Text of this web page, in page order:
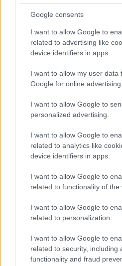
Google consents
I want to allow Google to
related to advertising like
device identifiers in apps.
I want to allow my user data
Google for online advertising
I want to allow Google to
personalized advertising.
I want to allow Google to
related to analytics like
device identifiers in apps.
I want to allow Google to
related to functionality of the
I want to allow Google to
related to personalization.
I want to allow Google to
related to security, including
functionality and fraud
μεσημβρινές -
πρόσκαιρα θα αυξηθούν
τοπικοί όμβροι και
μεμονωμένες
ορεινά.
Ανεμοι: Μεταβλητοί 3
δυτικών διευθύνσεων
Θερμοκρασία: Από 13
τοπικά έως 27 βαθμούς
ΚΥΚΛΑΔΕΣ, ΚΡΗΤΗ
Καιρός: Σχεδόν
νεφώσεις στην Κρήτη.
Ανεμοι: Δυτικοί
Θερμοκρασία: Από 17
έως 27 βαθμούς Κελσίου.
ΝΗΣΙΑ ΑΝΑΤΟΛΙΚΟΥ
Καιρός: Λίγες